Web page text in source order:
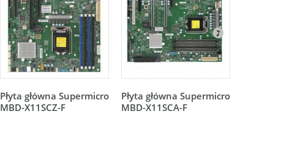
Płyta główna Supermicro
MBD-X11SCZ-F
Płyta główna Supermicro
MBD-X11SCA-F